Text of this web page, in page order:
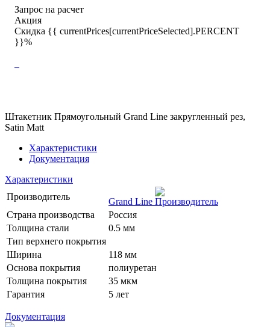
Запрос на расчет
Акция
Скидка {{ currentPrices[currentPriceSelected].PERCENT
}}%
Штакетник Прямоугольный Grand Line закругленный рез,
Satin Matt
Характеристики
Документация
Характеристики
Производитель
Grand Line
Страна производства
Россия
Толщина стали
0.5 мм
Тип верхнего покрытия
Ширина
118 мм
Основа покрытия
полиуретан
Толщина покрытия
35 мкм
Гарантия
5 лет
Документация